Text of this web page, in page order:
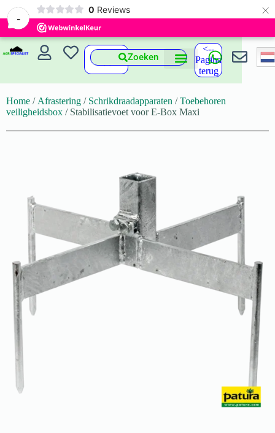
-
0 Reviews ×
Zoeken
<--
Pagina
terug
Home / Afrastering / Schrikdraadapparaten /Toebehoren
veiligheidsbox / Stabilisatievoet voor E-Box Maxi